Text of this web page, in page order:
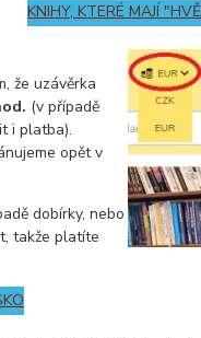
KNIHY, KTERÉ MAJÍ
že uzávěrka
(v případě
i platba).
opět v
dobírky, nebo
takže platíte